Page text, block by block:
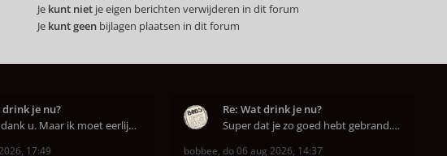
Je kunt niet je eigen berichten verwijderen in dit forum
Je kunt geen bijlagen plaatsen in dit forum
drink je nu?
Dank u, dank u. Maar ik moet eerlijk bekennen da
17:49
Re: Wat drink je nu?
Super dat je zo goed hebt gebrand. Gefeliciteerd!
bobbee, do 06 aug 2026, 14:37